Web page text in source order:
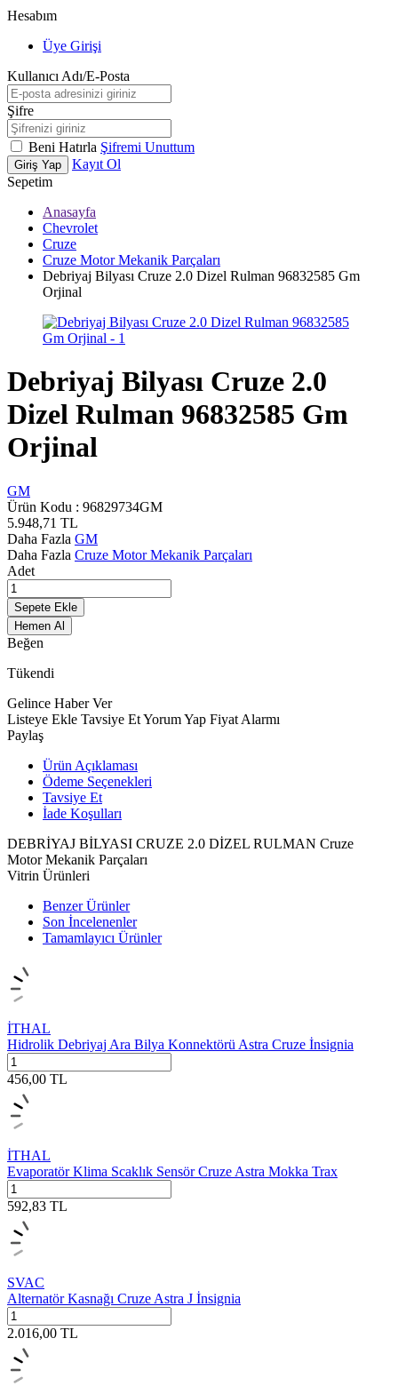
Hesabım
Üye Girişi
Kullanıcı Adı/E-Posta
Şifre
Beni Hatırla Şifremi Unuttum
Giriş Yap
Kayıt Ol
Sepetim
Anasayfa
Chevrolet
Cruze
Cruze Motor Mekanik Parçaları
Debriyaj Bilyası Cruze 2.0 Dizel Rulman 96832585 Gm
Orjinal
Debriyaj Bilyası Cruze 2.0
Dizel Rulman 96832585 Gm
Orjinal
GM
Ürün Kodu : 96829734GM
5.948,71 TL
Daha Fazla GM
Daha Fazla Cruze Motor Mekanik Parçaları
Adet
Sepete Ekle
Hemen Al
Beğen
Tükendi
Gelince Haber Ver
Listeye Ekle Tavsiye EtYorum Yap Fiyat Alarmı
Paylaş
Ürün Açıklaması
Ödeme Seçenekleri
Tavsiye Et
İade Koşulları
DEBRİYAJ BİLYASI CRUZE 2.0 DİZEL RULMAN Cruze
Motor Mekanik Parçaları
Vitrin Ürünleri
Benzer Ürünler
Son İncelenenler
Tamamlayıcı Ürünler
İTHAL
Hidrolik Debriyaj Ara Bilya Konnektörü Astra Cruze İnsignia
456,00 TL
İTHAL
Evaporatör Klima Scaklık Sensör Cruze Astra Mokka Trax
592,83 TL
SVAC
Alternatör Kasnağı Cruze Astra J İnsignia
2.016,00 TL